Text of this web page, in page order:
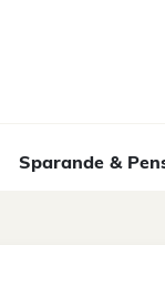
Sparande &